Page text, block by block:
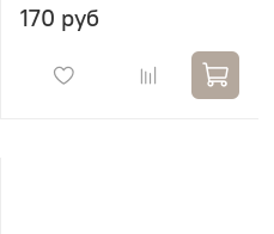
170 руб